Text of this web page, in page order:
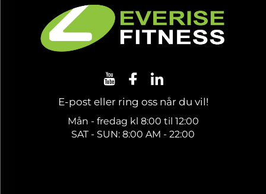
E-post eller ring oss når du vil!
Mån - fredag kl 8:00 til 12:00
SAT - SUN: 8:00 AM - 22:00